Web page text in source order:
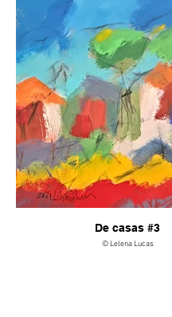
De casas #3
© Lelena Lucas